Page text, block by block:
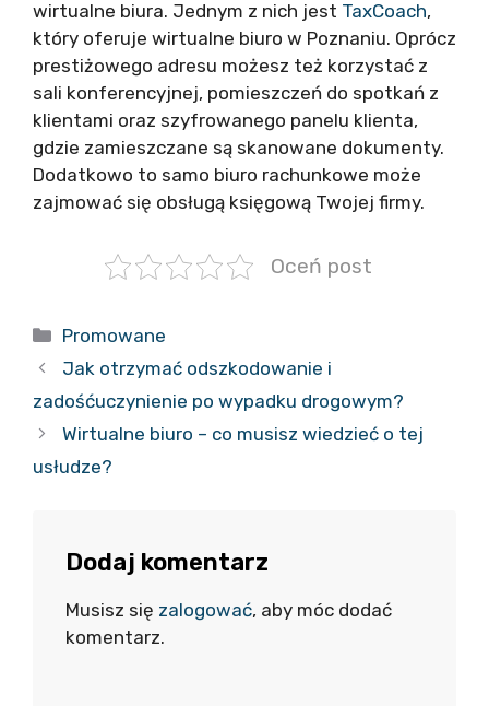
wirtualne biura. Jednym z nich jest TaxCoach,
który oferuje wirtualne biuro w Poznaniu. Oprócz
prestiżowego adresu możesz też korzystać z
sali konferencyjnej, pomieszczeń do spotkań z
klientami oraz szyfrowanego panelu klienta,
gdzie zamieszczane są skanowane dokumenty.
Dodatkowo to samo biuro rachunkowe może
zajmować się obsługą księgową Twojej firmy.
Oceń post
Kategorie
Promowane
Jak otrzymać odszkodowanie i
zadośćuczynienie po wypadku drogowym?
Wirtualne biuro – co musisz wiedzieć o tej
usłudze?
Dodaj komentarz
Musisz się zalogować, aby móc dodać
komentarz.